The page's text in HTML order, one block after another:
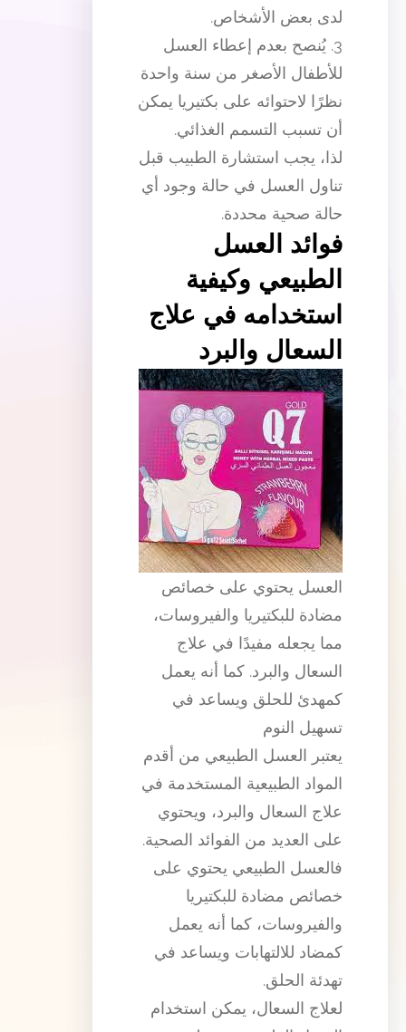
لدى بعض الأشخاص.
3. يُنصح بعدم إعطاء العسل
للأطفال الأصغر من سنة واحدة
نظرًا لاحتوائه على بكتيريا يمكن
أن تسبب التسمم الغذائي.
لذا، يجب استشارة الطبيب قبل
تناول العسل في حالة وجود أي
حالة صحية محددة.
فوائد العسل
الطبيعي وكيفية
استخدامه في علاج
السعال والبرد
العسل يحتوي على خصائص
مضادة للبكتيريا والفيروسات،
مما يجعله مفيدًا في علاج
السعال والبرد. كما أنه يعمل
كمهدئ للحلق ويساعد في
تسهيل النوم
يعتبر العسل الطبيعي من أقدم
المواد الطبيعية المستخدمة في
علاج السعال والبرد، ويحتوي
على العديد من الفوائد الصحية.
فالعسل الطبيعي يحتوي على
خصائص مضادة للبكتيريا
والفيروسات، كما أنه يعمل
كمضاد للالتهابات ويساعد في
تهدئة الحلق.
لعلاج السعال، يمكن استخدام